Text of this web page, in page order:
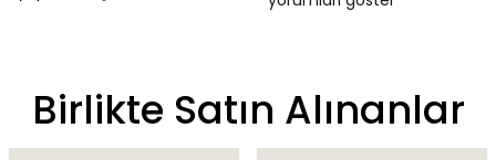
Birlikte Satın Alınanlar